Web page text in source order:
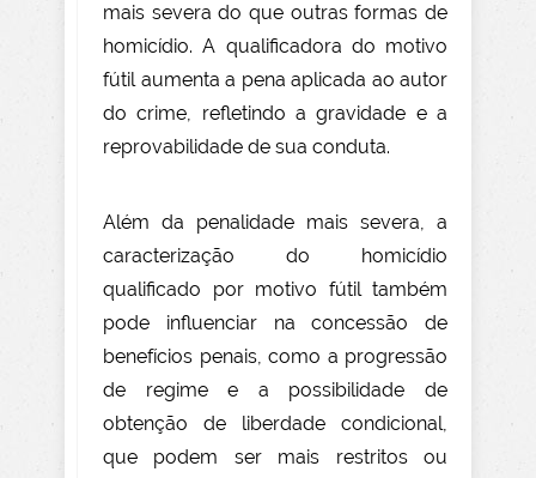
mais severa do que outras formas de
homicídio. A qualificadora do motivo
fútil aumenta a pena aplicada ao autor
do crime, refletindo a gravidade e a
reprovabilidade de sua conduta.
Além da penalidade mais severa, a
caracterização do homicídio
qualificado por motivo fútil também
pode influenciar na concessão de
benefícios penais, como a progressão
de regime e a possibilidade de
obtenção de liberdade condicional,
que podem ser mais restritos ou